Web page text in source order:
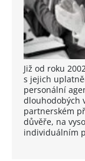
Již od roku
s jejich
personální
dlouhodobých
partnerském
důvěře, na
individuálním